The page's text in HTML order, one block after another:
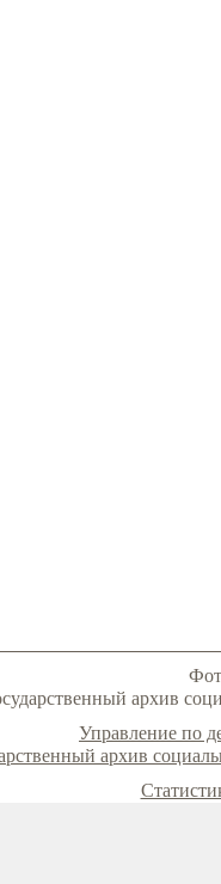
архив
Управление по
архив